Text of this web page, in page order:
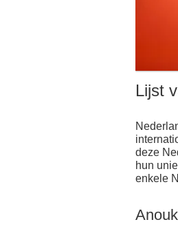
Lijst
deze
hun
enkele
Anouk